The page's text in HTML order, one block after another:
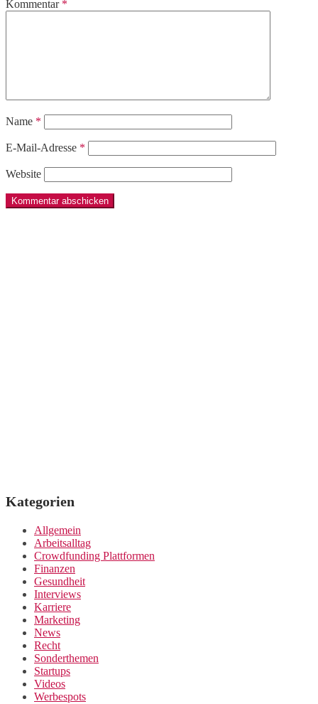
Kommentar *
Name *
E-Mail-Adresse *
Website
Kategorien
Allgemein
Arbeitsalltag
Crowdfunding Plattformen
Finanzen
Gesundheit
Interviews
Karriere
Marketing
News
Recht
Sonderthemen
Startups
Videos
Werbespots